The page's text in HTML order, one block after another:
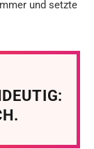
und setzte